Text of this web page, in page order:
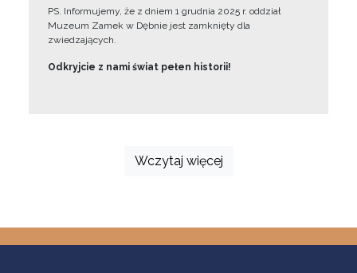
PS. Informujemy, że z dniem 1 grudnia 2025 r. oddział
Muzeum Zamek w Dębnie jest zamknięty dla
zwiedzających.
Odkryjcie z nami świat pełen historii!
Wczytaj więcej